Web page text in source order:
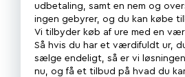
udbetaling, samt en nem og
ingen gebyrer, og du kan købe
Vi tilbyder køb af ure med en
Så hvis du har et værdifuldt ur,
sælge endeligt, så er vi
nu, og få et tilbud på hvad du